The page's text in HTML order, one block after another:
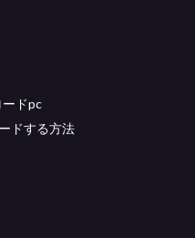
ドpc
ドする方法